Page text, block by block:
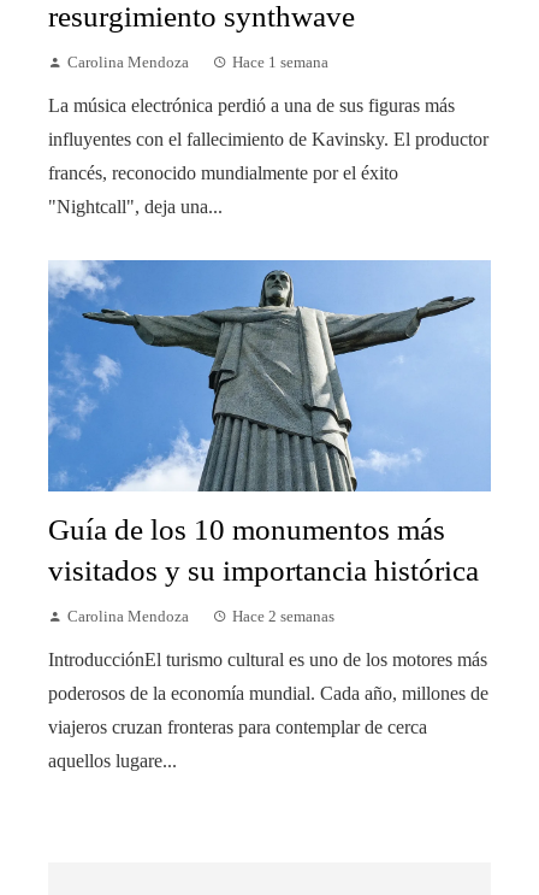
resurgimiento synthwave
Carolina Mendoza Hace 1 semana
La música electrónica perdió a una de sus figuras más
influyentes con el fallecimiento de Kavinsky. El productor
francés, reconocido mundialmente por el éxito
"Nightcall", deja una...
Guía de los 10 monumentos más
visitados y su importancia histórica
Carolina Mendoza Hace 2 semanas
IntroducciónEl turismo cultural es uno de los motores más
poderosos de la economía mundial. Cada año, millones de
viajeros cruzan fronteras para contemplar de cerca
aquellos lugare...